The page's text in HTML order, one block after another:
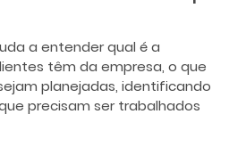
a entender qual é a
têm da empresa, o que
planejadas, identificando
precisam ser trabalhados